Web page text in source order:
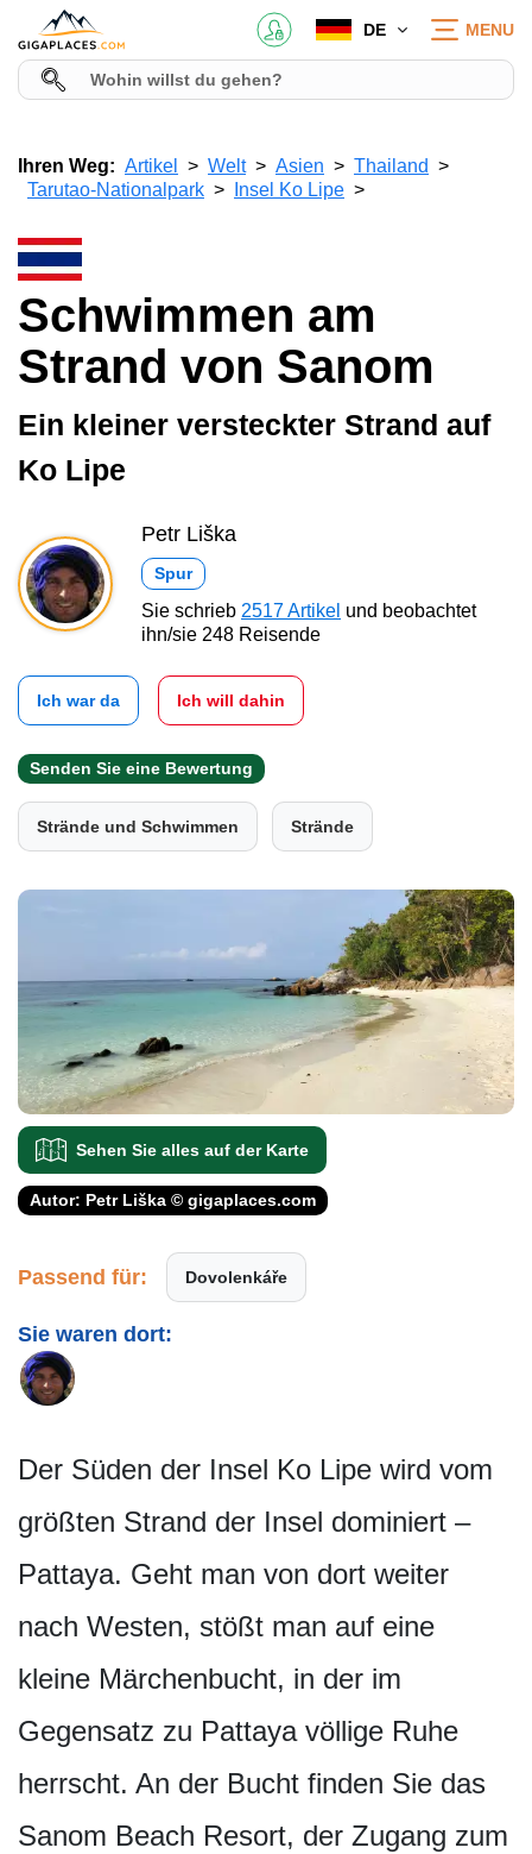
DE MENU
Ihren Weg: Artikel Welt Asien
Thailand
Tarutao-Nationalpark
Insel Ko Lipe
Schwimmen am
Strand von Sanom
Ein kleiner versteckter Strand auf
Ko Lipe
Petr Liška
Spur
Sie schrieb 2517 Artikel und beobachtet
ihn/sie 248 Reisende
Ich war da Ich will dahin
Senden Sie eine Bewertung
Strände und Schwimmen Strände
Sehen Sie alles auf der Karte
Autor: Petr Liška © gigaplaces.com
Passend für: Dovolenkáře
Sie waren dort:
Der Süden der Insel Ko Lipe wird vom
größten Strand der Insel dominiert –
Pattaya. Geht man von dort weiter
nach Westen, stößt man auf eine
kleine Märchenbucht, in der im
Gegensatz zu Pattaya völlige Ruhe
herrscht. An der Bucht finden Sie das
Sanom Beach Resort, der Zugang zum